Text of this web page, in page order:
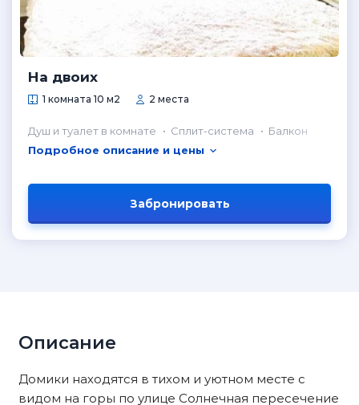
На двоих
1 комната 10 м2 2 места
Душ и туалет в комнате Сплит-система
Балкон
Подробное описание и цены
Забронировать
Описание
Домики находятся в тихом и уютном месте с
видом на горы по улице Солнечная пересечение